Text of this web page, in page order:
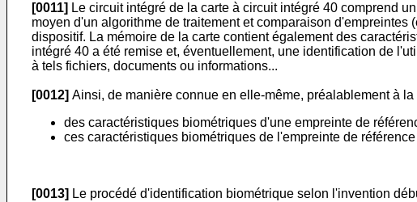
[0011] Le circuit intégré de la carte à circuit intégré 40 comprend
moyen d'un algorithme de traitement et comparaison
dispositif. La mémoire de la carte contient également des
intégré 40 a été remise et, éventuellement, une identification de
à tels fichiers, documents ou informations...
[0012] Ainsi, de manière connue en elle-même, préalablement à
des caractéristiques biométriques d'une empreinte de
ces caractéristiques biométriques de l'empreinte de
[0013] Le procédé d'identification biométrique selon l'invention